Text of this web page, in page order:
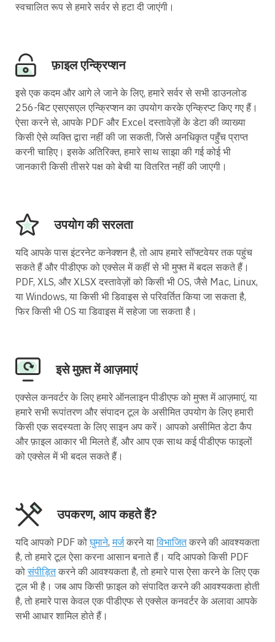
स्वचालित रूप से हमारे सर्वर से हटा दी जाएंगी।
फ़ाइल एन्क्रिप्शन
इसे एक कदम और आगे ले जाने के लिए, हमारे सर्वर से सभी डाउनलोड
256-बिट एसएसएल एन्क्रिप्शन का उपयोग करके एन्क्रिप्ट किए गए हैं।
ऐसा करने से, आपके PDF और Excel दस्तावेज़ों के डेटा की व्याख्या
किसी ऐसे व्यक्ति द्वारा नहीं की जा सकती, जिसे अनधिकृत पहुँच प्राप्त
करनी चाहिए। इसके अतिरिक्त, हमारे साथ साझा की गई कोई भी
जानकारी किसी तीसरे पक्ष को बेची या वितरित नहीं की जाएगी।
उपयोग की सरलता
यदि आपके पास इंटरनेट कनेक्शन है, तो आप हमारे सॉफ्टवेयर तक पहुंच
सकते हैं और पीडीएफ को एक्सेल में कहीं से भी मुफ्त में बदल सकते हैं।
PDF, XLS, और XLSX दस्तावेज़ों को किसी भी OS, जैसे Mac, Linux,
या Windows, या किसी भी डिवाइस से परिवर्तित किया जा सकता है,
फिर किसी भी OS या डिवाइस में सहेजा जा सकता है।
इसे मुफ़्त में आज़माएं
एक्सेल कनवर्टर के लिए हमारे ऑनलाइन पीडीएफ को मुफ्त में आज़माएं, या
हमारे सभी रूपांतरण और संपादन टूल के असीमित उपयोग के लिए हमारी
किसी एक सदस्यता के लिए साइन अप करें। आपको असीमित डेटा कैप
और फ़ाइल आकार भी मिलते हैं, और आप एक साथ कई पीडीएफ फाइलों
को एक्सेल में भी बदल सकते हैं।
उपकरण, आप कहते हैं?
यदि आपको PDF कोघुमाने,मर्जकरने याविभाजितकरने की आवश्यकता
है, तो हमारे टूल ऐसा करना आसान बनाते हैं। यदि आपको किसी PDF
कोसंपीड़ितकरने की आवश्यकता है, तो हमारे पास ऐसा करने के लिए एक
टूल भी है। जब आप किसी फ़ाइल को संपादित करने की आवश्यकता होती
है, तो हमारे पास केवल एक पीडीएफ से एक्सेल कनवर्टर के अलावा आपके
सभी आधार शामिल होते हैं।